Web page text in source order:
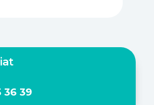
36 39